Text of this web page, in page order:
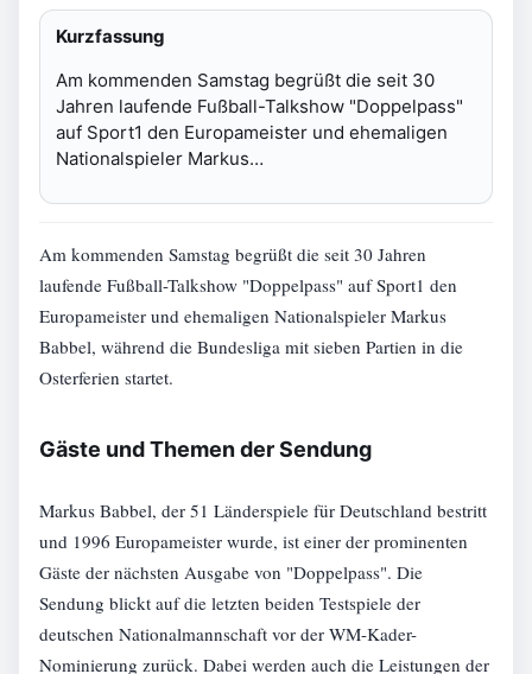
Kurzfassung
Am kommenden Samstag begrüßt die seit 30
Jahren laufende Fußball-Talkshow "Doppelpass"
auf Sport1 den Europameister und ehemaligen
Nationalspieler Markus…
Am kommenden Samstag begrüßt die seit 30 Jahren
laufende Fußball-Talkshow "Doppelpass" auf Sport1 den
Europameister und ehemaligen Nationalspieler Markus
Babbel, während die Bundesliga mit sieben Partien in die
Osterferien startet.
Gäste und Themen der Sendung
Markus Babbel, der 51 Länderspiele für Deutschland bestritt
und 1996 Europameister wurde, ist einer der prominenten
Gäste der nächsten Ausgabe von "Doppelpass". Die
Sendung blickt auf die letzten beiden Testspiele der
deutschen Nationalmannschaft vor der WM-Kader-
Nominierung zurück. Dabei werden auch die Leistungen der